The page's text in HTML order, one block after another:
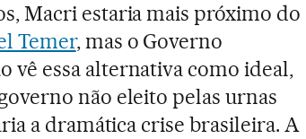
Macri estaria mais próximo do
Temer, mas o Governo
vê essa alternativa como ideal,
não eleito pelas urnas
a dramática crise brasileira. A